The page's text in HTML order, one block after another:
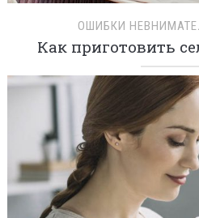
ОШИБКИ
Как приготовить